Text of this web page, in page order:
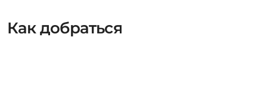
Как добраться